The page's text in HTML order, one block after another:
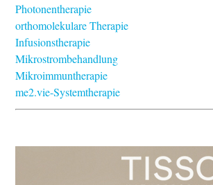
Photonentherapie
orthomolekulare Therapie
Infusionstherapie
Mikrostrombehandlung
Mikroimmuntherapie
me2.vie-Systemtherapie